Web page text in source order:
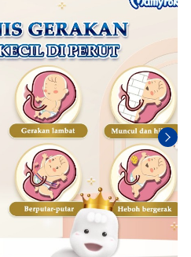
Berik
utny
a